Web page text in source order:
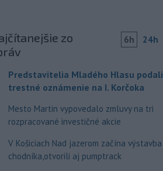
zo
6h 24h
Predstavitelia Mladého Hlasu podali
trestné oznámenie na I. Korčoka
Mesto Martin vypovedalo zmluvy na tri
rozpracované investičné akcie
V Košiciach Nad jazerom začína výstavba
chodníka,otvorili aj pumptrack